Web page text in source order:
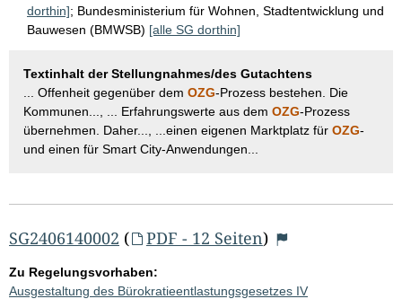
dorthin]; Bundesministerium für Wohnen, Stadtentwicklung und
Bauwesen (BMWSB) [alle SG dorthin]
Textinhalt der Stellungnahmes/des Gutachtens
... Offenheit gegenüber dem OZG-Prozess bestehen. Die
Kommunen..., ... Erfahrungswerte aus dem OZG-Prozess
übernehmen. Daher..., ...einen eigenen Marktplatz für OZG-
und einen für Smart City-Anwendungen...
SG2406140002 ( PDF - 12 Seiten)
Zu Regelungsvorhaben:
Ausgestaltung des Bürokratieentlastungsgesetzes IV